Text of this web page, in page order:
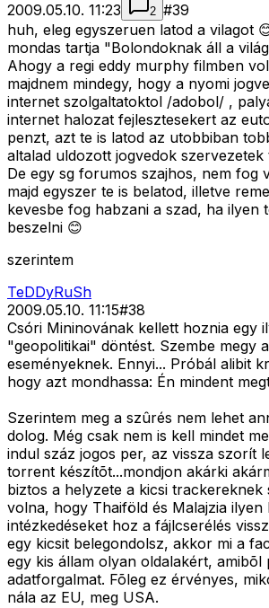
2009.05.10. 11:23 2 #39
huh, eleg egyszeruen latod a vilagot
mondas tartja "Bolondoknak áll a
Ahogy a regi eddy murphy filmben
majdnem mindegy, hogy a nyomi
internet szolgaltatoktol /adobol/ ,
internet halozat fejlesztesekert az
penzt, azt te is latod az utobbiban
altalad uldozott jogvedok szervezetek
De egy sg forumos szajhos, nem fog
majd egyszer te is belatod, illetve
kevesbe fog habzani a szad, ha ilyen
beszelni 😊
szerintem
TeDDyRuSh
2009.05.10. 11:15#38
Csóri Mininovának kellett hoznia egy
"geopolitikai" döntést. Szembe megy
eseményeknek. Ennyi... Próbál alibit
hogy azt mondhassa: Én mindent
Szerintem meg a szûrés nem lehet
dolog. Még csak nem is kell mindet
indul száz jogos per, az vissza szorít
torrent készítõt...mondjon akárki
biztos a helyzete a kicsi trackereknek
volna, hogy Thaiföld és Malajzia
intézkedéseket hoz a fájlcserélés
egy kicsit belegondolsz, akkor mi a
egy kis állam olyan oldalakért, amibõl
adatforgalmat. Fõleg ez érvényes,
nála az EU, meg USA.